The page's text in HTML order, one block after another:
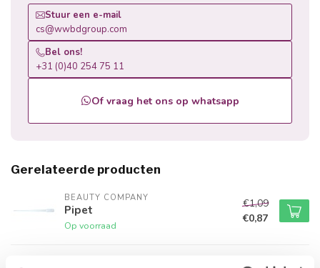
Stuur een e-mail
cs@wwbdgroup.com
Bel ons!
+31 (0)40 254 75 11
Of vraag het ons op whatsapp
Gerelateerde producten
BEAUTY COMPANY
Pipet
Op voorraad
€1,09
€0,87